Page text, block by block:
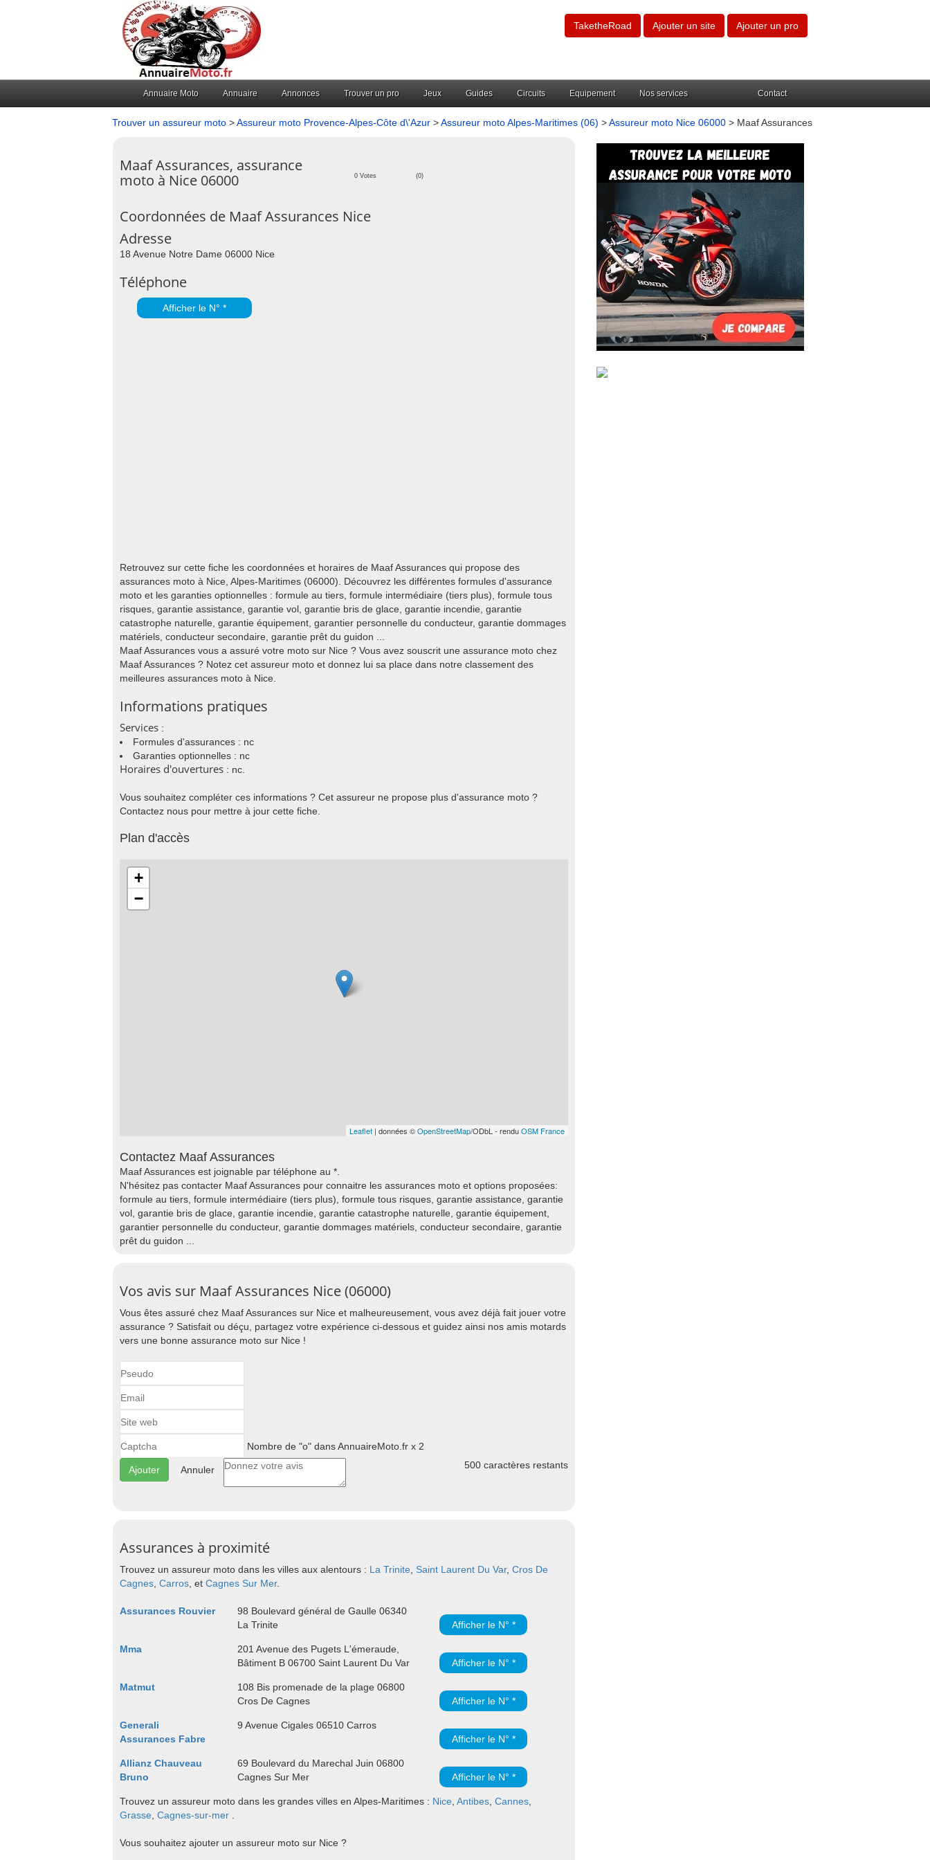
TaketheRoad Ajouter un site Ajouter un pro
Annuaire Moto Annuaire Annonces Trouver un pro Jeux Guides Circuits Equipement Nos services Contact
Trouver un assureur moto >Assureur moto Provence-Alpes-Côte d\'Azur >Assureur moto Alpes-Maritimes (06) >Assureur moto Nice 06000 > Maaf Assurances
Maaf Assurances, assurance
moto à Nice 06000
0 Votes (0)
Coordonnées de Maaf Assurances Nice
Adresse
18 Avenue Notre Dame 06000 Nice
Téléphone
Afficher le N° *
Retrouvez sur cette fiche les coordonnées et horaires de Maaf Assurances qui propose des
assurances moto à Nice, Alpes-Maritimes (06000). Découvrez les différentes formules d'assurance
moto et les garanties optionnelles : formule au tiers, formule intermédiaire (tiers plus), formule tous
risques, garantie assistance, garantie vol, garantie bris de glace, garantie incendie, garantie
catastrophe naturelle, garantie équipement, garantier personnelle du conducteur, garantie dommages
matériels, conducteur secondaire, garantie prêt du guidon ...
Maaf Assurances vous a assuré votre moto sur Nice ? Vous avez souscrit une assurance moto chez
Maaf Assurances ? Notez cet assureur moto et donnez lui sa place dans notre classement des
meilleures assurances moto à Nice.
Informations pratiques
Services :
Formules d'assurances : nc
Garanties optionnelles : nc
Horaires d'ouvertures : nc.
Vous souhaitez compléter ces informations ? Cet assureur ne propose plus d'assurance moto ?
Contactez nous pour mettre à jour cette fiche.
Plan d'accès
+
−
Leaflet | données ©OpenStreetMap/ODbL - renduOSM France
Contactez Maaf Assurances
Maaf Assurances est joignable par téléphone au *.
N'hésitez pas contacter Maaf Assurances pour connaitre les assurances moto et options proposées:
formule au tiers, formule intermédiaire (tiers plus), formule tous risques, garantie assistance, garantie
vol, garantie bris de glace, garantie incendie, garantie catastrophe naturelle, garantie équipement,
garantier personnelle du conducteur, garantie dommages matériels, conducteur secondaire, garantie
prêt du guidon ...
Vos avis sur Maaf Assurances Nice (06000)
Vous êtes assuré chez Maaf Assurances sur Nice et malheureusement, vous avez déjà fait jouer votre
assurance ? Satisfait ou déçu, partagez votre expérience ci-dessous et guidez ainsi nos amis motards
vers une bonne assurance moto sur Nice !
Nombre de "o" dans AnnuaireMoto.fr x 2
Annuler 500 caractères restants
Assurances à proximité
Trouvez un assureur moto dans les villes aux alentours : La Trinite Saint Laurent Du Var, Cros De
Cagnes Carros , et Cagnes Sur Mer.
Assurances Rouvier
98 Boulevard général de Gaulle 06340
La Trinite
Afficher le N° *
Mma
201 Avenue des Pugets L'émeraude,
Bâtiment B 06700 Saint Laurent Du Var
Afficher le N° *
Matmut
108 Bis promenade de la plage 06800
Cros De Cagnes
Afficher le N° *
Generali
Assurances Fabre
9 Avenue Cigales 06510 Carros
Afficher le N° *
Allianz Chauveau
Bruno
69 Boulevard du Marechal Juin 06800
Cagnes Sur Mer
Afficher le N° *
Trouvez un assureur moto dans les grandes villes en Alpes-Maritimes : Nice Antibes Cannes
Grasse Cagnes-sur-mer
Vous souhaitez ajouter un assureur moto sur Nice ?